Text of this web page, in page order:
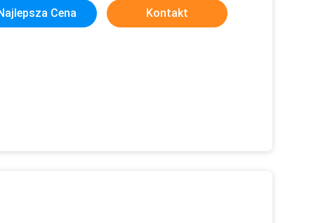
Cena Kontakt